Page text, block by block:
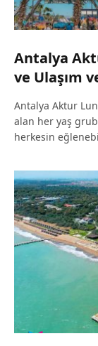
Antalya
ve Ulaşım
Antalya Aktur
alan her yaş
herkesin